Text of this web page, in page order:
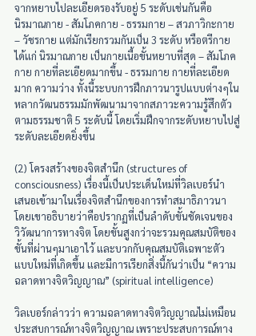
จากหยาบไปละเอียดรองรับอยู่ 5 ระดับเช่นกันคือ
นิรมาณกาย - สัมโภคกาย - ธรรมกาย – สวภาวิกะกาย
– วัชรกาย แต่มักเรียกรวมกันเป็น 3 ระดับ หรือตรีกาย
ได้แก่ นิรมาณกาย เป็นกายเนื้อขั้นหยาบที่สุด – สัมโภค
กาย กายที่ละเอียดมากขึ้น - ธรรมกาย กายที่ละเอียด
มาก ความว่าง ทั้งนี้ระบบการฝึกภาวนารูปแบบต่างๆใน
หลากวัฒนธรรมมักพัฒนามาจากสภาวะความรู้สึกตัว
ตามธรรมชาติ 5 ระดับนี้ โดยเริ่มฝึกจากระดับหยาบไปสู่
ระดับละเอียดยิ่งขึ้น
(2) โครงสร้างของจิตสำนึก (structures of
consciousness) เรื่องนี้เป็นประเด็นใหม่ที่วิลเบอร์นำ
เสนอเข้ามาในเรื่องจิตสำนึกของการทำสมาธิภาวนา
โดยเขาอธิบายว่าคือปรากฏที่เป็นลำดับขั้นชัดเจนของ
วิวัฒนาการทางจิต โดยขั้นสูงกว่าจะรวมคุณสมบัติของ
ขั้นที่ผ่านๆมาเอาไว้ และบวกกับคุณสมบัติเฉพาะตัว
แบบใหม่ที่เกิดขึ้น และมีการเรียกสิ่งนี้กันว่าเป็น “ความ
ฉลาดทางจิตวิญญาณ” (spiritual intelligence)
วิลเบอร์กล่าวว่า ความฉลาดทางจิตวิญญาณไม่เหมือน
ประสบการณ์ทางจิตวิญญาณ เพราะประสบการณ์ทาง